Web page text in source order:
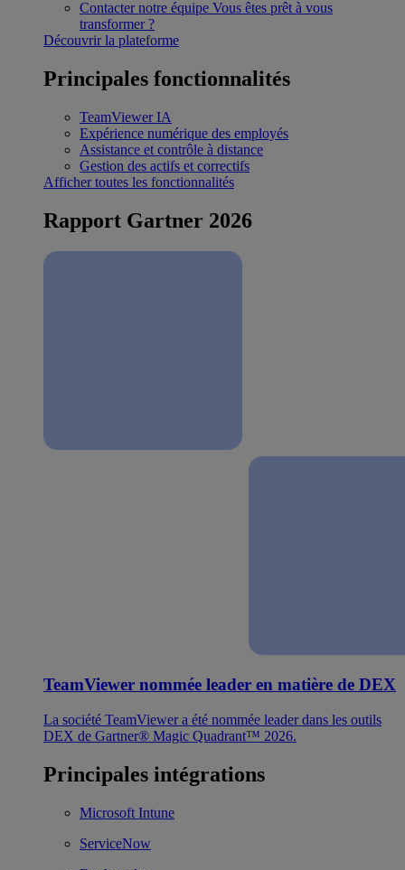
Contacter notre équipe Vous êtes prêt à vous
transformer ?
Découvrir la plateforme
Principales fonctionnalités
TeamViewer IA
Expérience numérique des employés
Assistance et contrôle à distance
Gestion des actifs et correctifs
Afficher toutes les fonctionnalités
Rapport Gartner 2026
TeamViewer nommée leader en matière de DEX
La société TeamViewer a été nommée leader dans les outils
DEX de Gartner® Magic Quadrant™ 2026.
Principales intégrations
Microsoft Intune
ServiceNow